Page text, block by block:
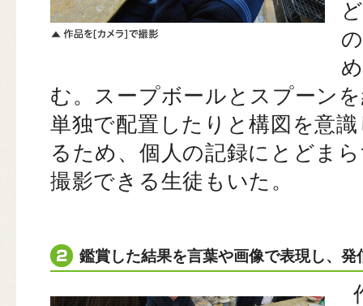
む。スープボールとスプーン
単独で配置したりと構図を意
るため、個人の記録にとどま
撮影できる生徒もいた。
鑑賞した結果を言葉や画像で表現し、発